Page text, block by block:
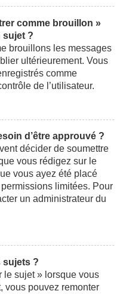
comme brouillon »
sujet ?
brouillons les messages
ultérieurement. Vous
comme
de l’utilisateur.
d’être approuvé ?
décider de soumettre
vous rédigez sur le
vous ayez été placé
limitées. Pour
un administrateur du
sujets ?
le sujet » lorsque vous
vous pouvez remonter